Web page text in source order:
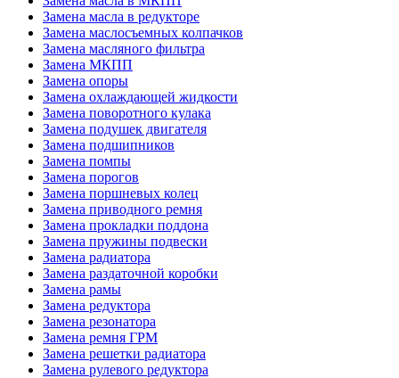
Замена масла в редукторе
Замена маслосъемных колпачков
Замена масляного фильтра
Замена МКПП
Замена опоры
Замена охлаждающей жидкости
Замена поворотного кулака
Замена подушек двигателя
Замена подшипников
Замена помпы
Замена порогов
Замена поршневых колец
Замена приводного ремня
Замена прокладки поддона
Замена пружины подвески
Замена радиатора
Замена раздаточной коробки
Замена рамы
Замена редуктора
Замена резонатора
Замена ремня ГРМ
Замена решетки радиатора
Замена рулевого редуктора